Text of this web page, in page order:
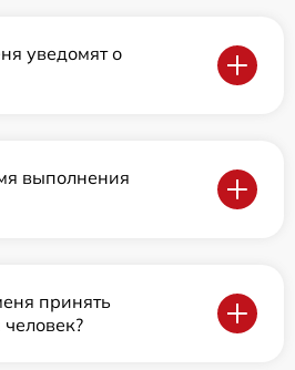
уведомят о
выполнения
принять
человек?